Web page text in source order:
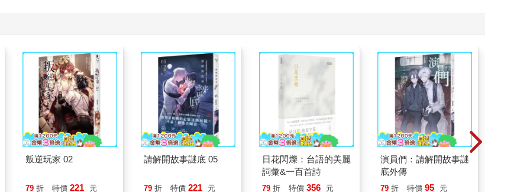
叛逆玩家 02
79 折 特價 221 元
請解開故事謎底 05
79 折 特價 221 元
日花閃爍：台語的美麗
詞彙&一百首詩
79 折 特價 356 元
演員們：請解開故事謎
底外傳
79 折 特價 95 元